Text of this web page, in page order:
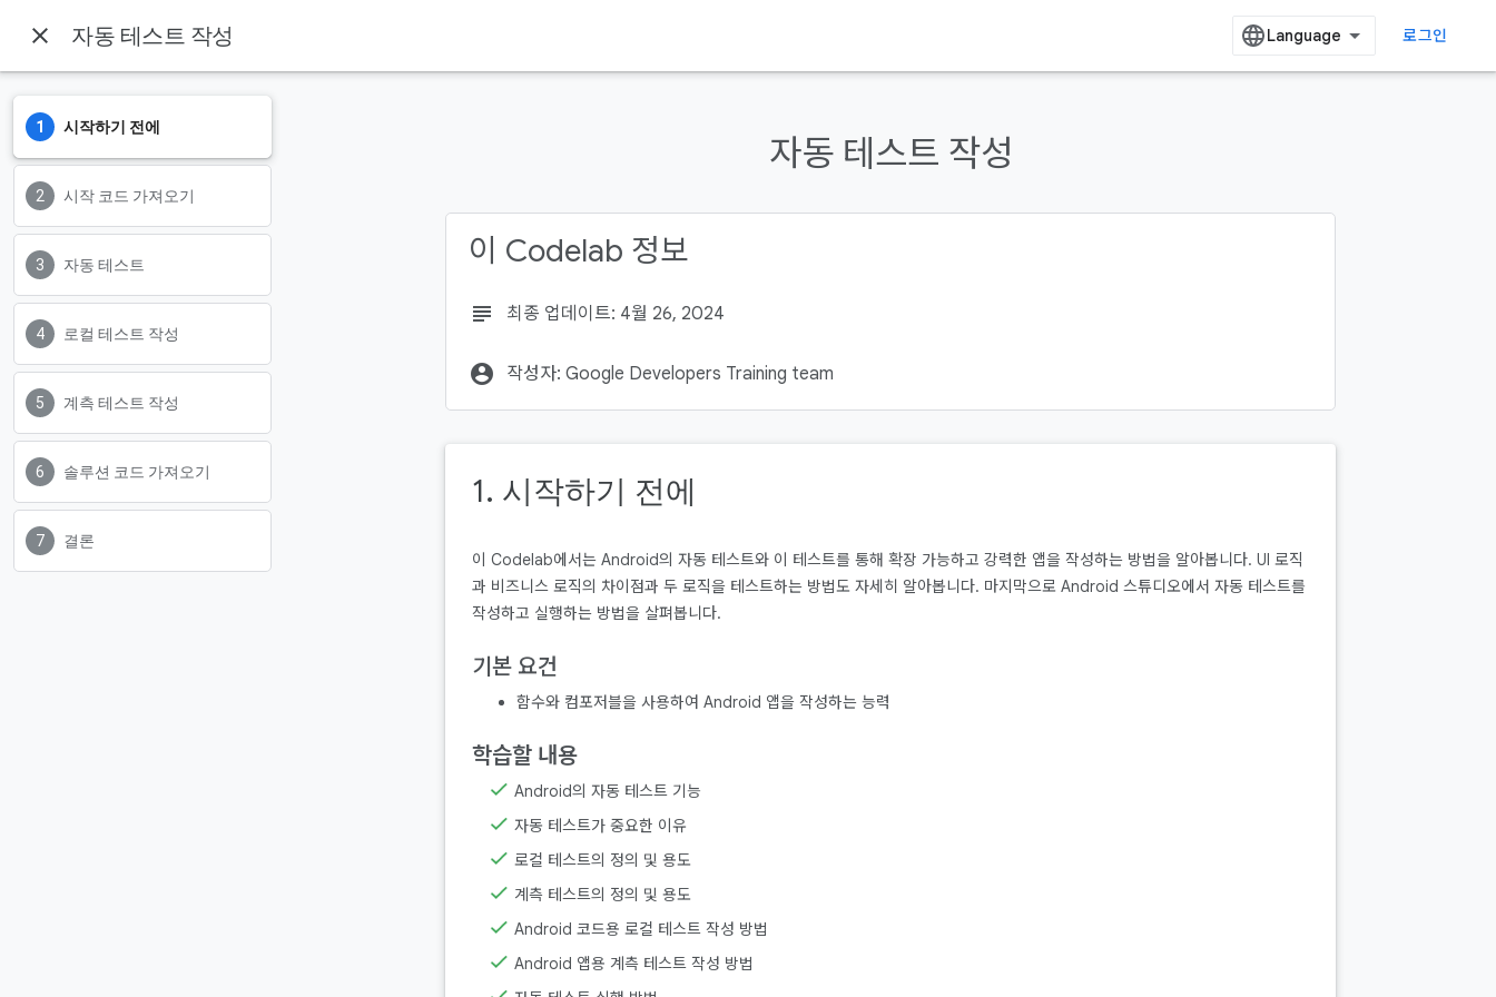
close 자동 테스트 작성 로그인
시작하기 전에
시작 코드 가져오기
자동 테스트
로컬 테스트 작성
계측 테스트 작성
솔루션 코드 가져오기
결론
자동 테스트 작성
이 Codelab 정보
subject 최종 업데이트: 4월 26, 2024
account_circle 작성자: Google Developers Training team
1. 시작하기 전에
이 Codelab에서는 Android의 자동 테스트와 이 테스트를 통해 확장 가능하고 강력한 앱을 작성하는 방법을 알아봅니다. UI 로직
과 비즈니스 로직의 차이점과 두 로직을 테스트하는 방법도 자세히 알아봅니다. 마지막으로 Android 스튜디오에서 자동 테스트를
작성하고 실행하는 방법을 살펴봅니다.
기본 요건
함수와 컴포저블을 사용하여 Android 앱을 작성하는 능력
학습할 내용
Android의 자동 테스트 기능
자동 테스트가 중요한 이유
로컬 테스트의 정의 및 용도
계측 테스트의 정의 및 용도
Android 코드용 로컬 테스트 작성 방법
Android 앱용 계측 테스트 작성 방법